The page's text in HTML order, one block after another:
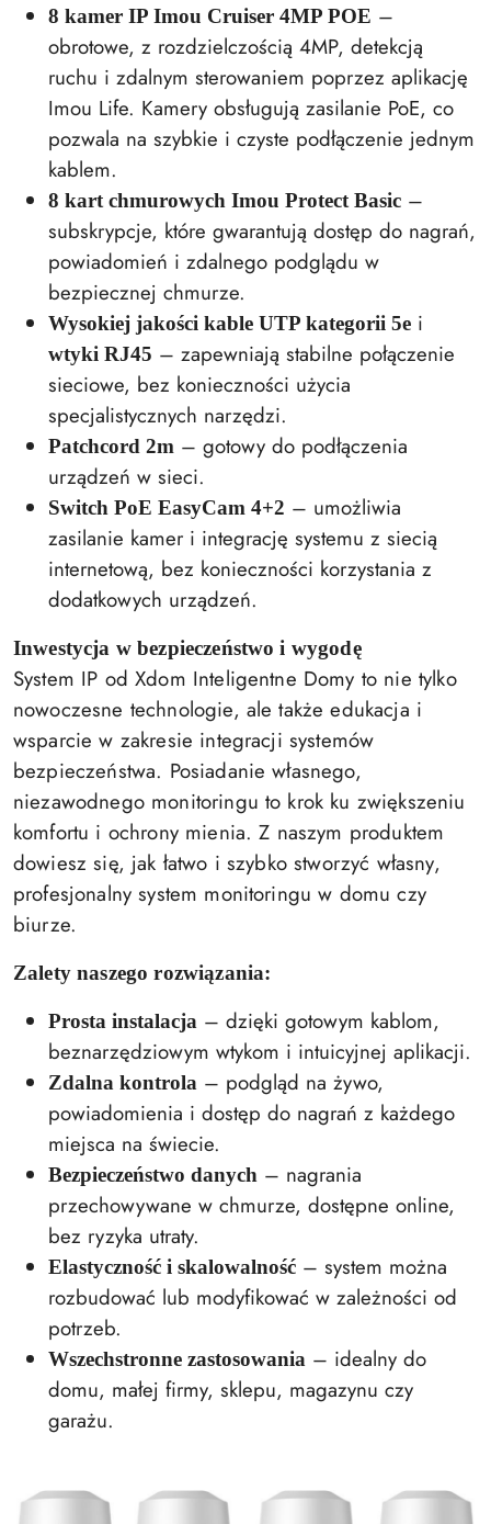
8 kamer IP Imou Cruiser 4MP POE –
obrotowe, z rozdzielczością 4MP, detekcją
ruchu i zdalnym sterowaniem poprzez aplikację
Imou Life. Kamery obsługują zasilanie PoE, co
pozwala na szybkie i czyste podłączenie jednym
kablem.
8 kart chmurowych Imou Protect Basic –
subskrypcje, które gwarantują dostęp do nagrań,
powiadomień i zdalnego podglądu w
bezpiecznej chmurze.
Wysokiej jakości kable UTP kategorii 5e i
wtyki RJ45 – zapewniają stabilne połączenie
sieciowe, bez konieczności użycia
specjalistycznych narzędzi.
Patchcord 2m – gotowy do podłączenia
urządzeń w sieci.
Switch PoE EasyCam 4+2 – umożliwia
zasilanie kamer i integrację systemu z siecią
internetową, bez konieczności korzystania z
dodatkowych urządzeń.
Inwestycja w bezpieczeństwo i wygodę
System IP od Xdom Inteligentne Domy to nie tylko
nowoczesne technologie, ale także edukacja i
wsparcie w zakresie integracji systemów
bezpieczeństwa. Posiadanie własnego,
niezawodnego monitoringu to krok ku zwiększeniu
komfortu i ochrony mienia. Z naszym produktem
dowiesz się, jak łatwo i szybko stworzyć własny,
profesjonalny system monitoringu w domu czy
biurze.
Zalety naszego rozwiązania:
Prosta instalacja – dzięki gotowym kablom,
beznarzędziowym wtykom i intuicyjnej aplikacji.
Zdalna kontrola – podgląd na żywo,
powiadomienia i dostęp do nagrań z każdego
miejsca na świecie.
Bezpieczeństwo danych – nagrania
przechowywane w chmurze, dostępne online,
bez ryzyka utraty.
Elastyczność i skalowalność – system można
rozbudować lub modyfikować w zależności od
potrzeb.
Wszechstronne zastosowania – idealny do
domu, małej firmy, sklepu, magazynu czy
garażu.